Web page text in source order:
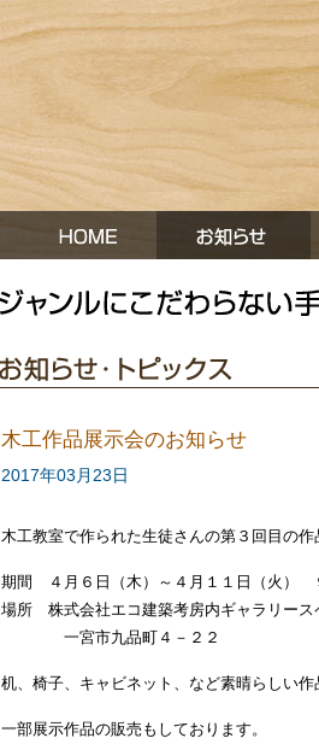
木工作品展示会のお知らせ
2017年03月23日
木工教室で作られた生徒さんの第３回目の作
期間 ４月６日（木）～４月１１日（火）
場所 株式会社エコ建築考房内ギャラリース
一宮市九品町４－２２
机、椅子、キャビネット、など素晴らしい
一部展示作品の販売もしております。